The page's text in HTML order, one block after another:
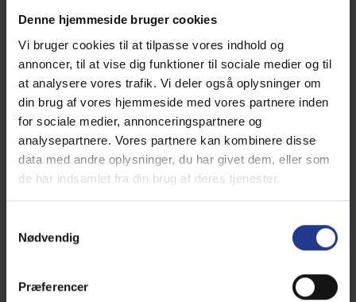
Denne hjemmeside bruger cookies
Vi bruger cookies til at tilpasse vores indhold og
annoncer, til at vise dig funktioner til sociale medier og til
at analysere vores trafik. Vi deler også oplysninger om
din brug af vores hjemmeside med vores partnere inden
for sociale medier, annonceringspartnere og
analysepartnere. Vores partnere kan kombinere disse
data med andre oplysninger, du har givet dem, eller som
de har indsamlet fra din brug af deres tjenester.
Nødvendig
Præferencer